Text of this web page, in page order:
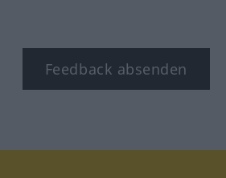
Feedback absenden